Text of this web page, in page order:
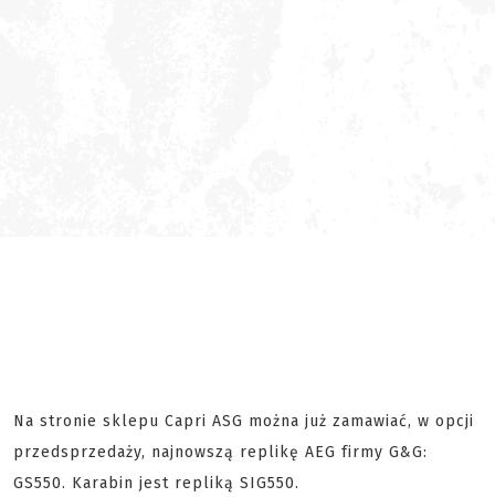
Na stronie sklepu Capri ASG można już zamawiać, w opcji
przedsprzedaży, najnowszą replikę AEG firmy G&G:
GS550. Karabin jest repliką SIG550.